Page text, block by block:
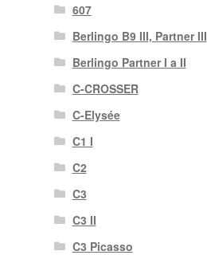
607
Berlingo B9 III, Partner III
Berlingo Partner I a II
C-CROSSER
C-Elysée
C1 I
C2
C3
C3 II
C3 Picasso